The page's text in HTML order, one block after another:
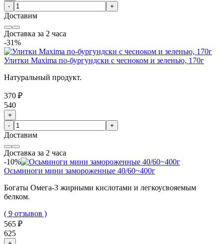
-
+
Доставим
Доставка за 2 часа
-31%
Улитки Maxima по-бургундски с чесноком и зеленью, 170г
Натуральный продукт.
370 ₽
540
+
-
+
Доставим
Доставка за 2 часа
-10%
Осьминоги мини замороженные 40/60~400г
Богаты Омега-3 жирными кислотами и легкоусвояемым
белком.
( 9 отзывов )
565 ₽
625